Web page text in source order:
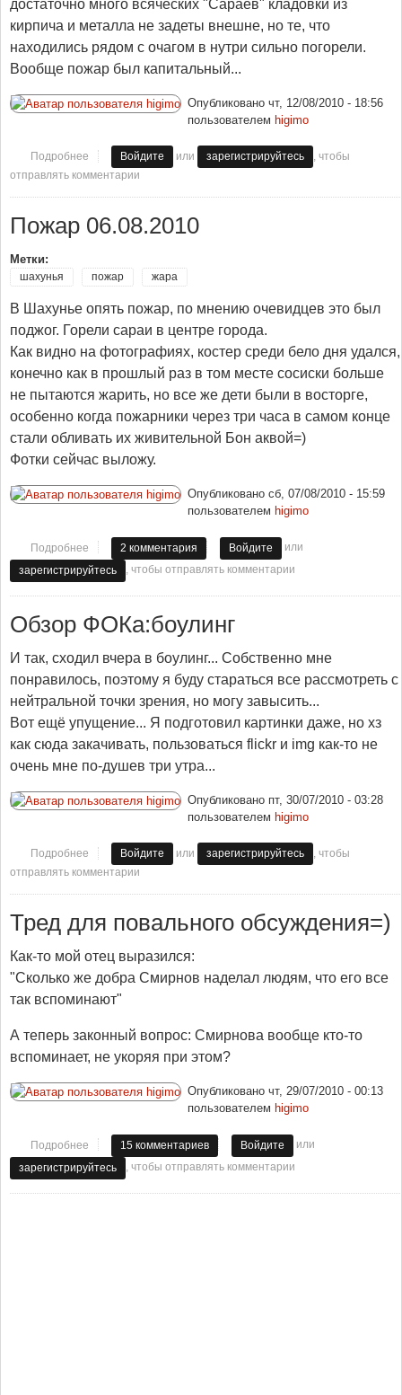
достаточно много всяческих "Сараев" кладовки из
кирпича и металла не задеты внешне, но те, что
находились рядом с очагом в нутри сильно погорели.
Вообще пожар был капитальный...
Опубликовано чт, 12/08/2010 - 18:56
пользователем higimo
Подробнее о Пожар 11,08,2010
Войдите или зарегистрируйтесь
, чтобы
отправлять комментарии
Пожар 06.08.2010
Метки:
шахунья пожар жара
В Шахунье опять пожар, по мнению очевидцев это был
поджог. Горели сараи в центре города.
Как видно на фотографиях, костер среди бело дня удался,
конечно как в прошлый раз в том месте сосиски больше
не пытаются жарить, но все же дети были в восторге,
особенно когда пожарники через три часа в самом конце
стали обливать их живительной Бон аквой=)
Фотки сейчас выложу.
Опубликовано сб, 07/08/2010 - 15:59
пользователем higimo
Подробнее о Пожар 06.08.2010
2 комментария Войдите
или
зарегистрируйтесь
, чтобы отправлять комментарии
Обзор ФОКа:боулинг
И так, сходил вчера в боулинг... Собственно мне
понравилось, поэтому я буду стараться все рассмотреть с
нейтральной точки зрения, но могу завысить...
Вот ещё упущение... Я подготовил картинки даже, но хз
как сюда закачивать, пользоваться flickr и img как-то не
очень мне по-душев три утра...
Опубликовано пт, 30/07/2010 - 03:28
пользователем higimo
Подробнее о Обзор ФОКа:боулинг
Войдите или зарегистрируйтесь
, чтобы
отправлять комментарии
Тред для повального обсуждения=)
Как-то мой отец выразился:
"Сколько же добра Смирнов наделал людям, что его все
так вспоминают"
А теперь законный вопрос: Смирнова вообще кто-то
вспоминает, не укоряя при этом?
Опубликовано чт, 29/07/2010 - 00:13
пользователем higimo
Подробнее о Тред для повального обсуждения=)
15 комментариев Войдите
или
зарегистрируйтесь
, чтобы отправлять комментарии